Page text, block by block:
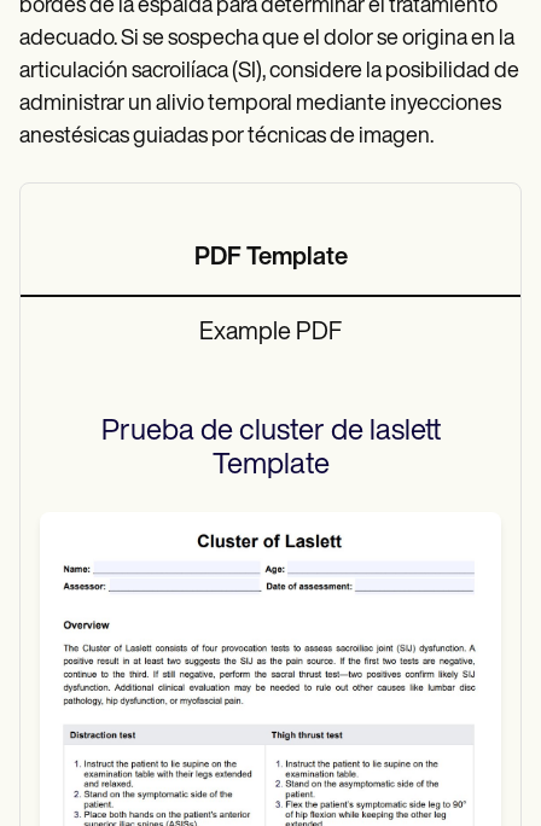
bordes de la espalda para determinar el tratamiento
adecuado. Si se sospecha que el dolor se origina en la
articulación sacroilíaca (SI), considere la posibilidad de
administrar un alivio temporal mediante inyecciones
anestésicas guiadas por técnicas de imagen.
PDF Template
Example PDF
Prueba de cluster de laslett
Template
Use Template